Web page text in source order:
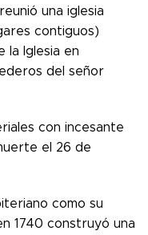
una iglesia
contiguos)
la Iglesia en
del señor
con incesante
el 26 de
como su
1740 construyó una